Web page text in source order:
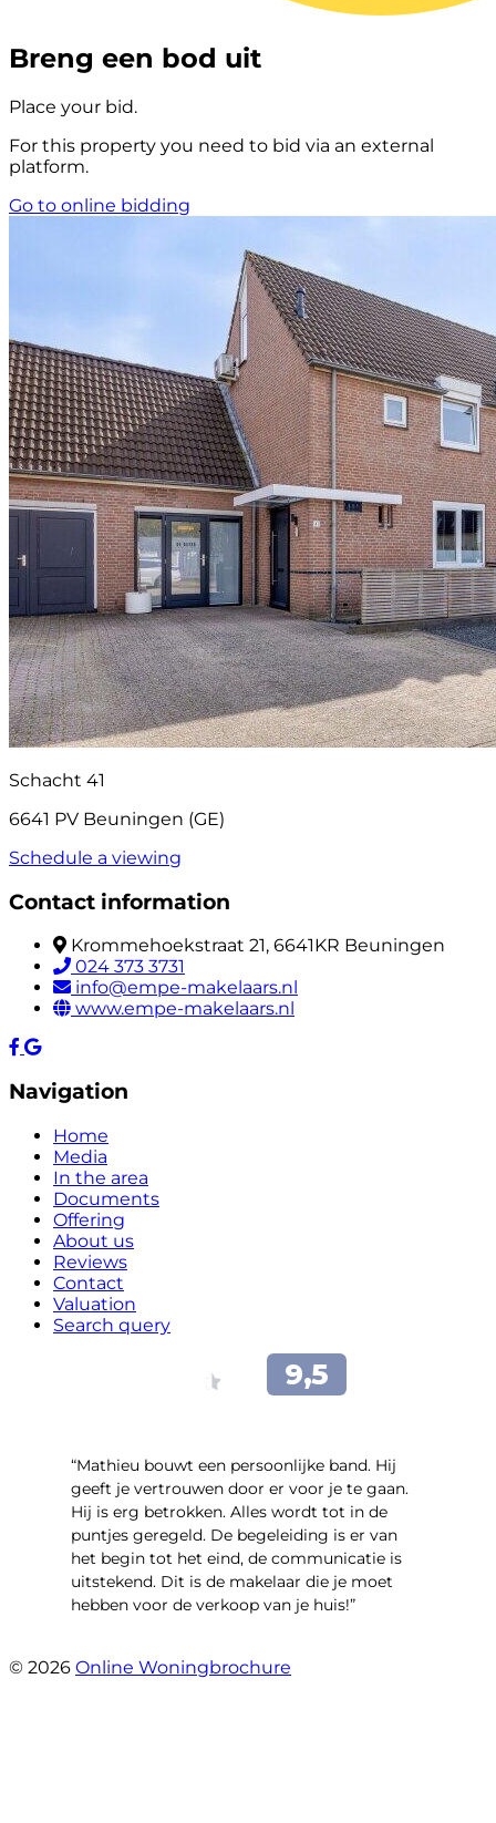
Breng een bod uit
Place your bid.
For this property you need to bid via an external
platform.
Go to online bidding
Schacht 41
6641 PV Beuningen (GE)
Schedule a viewing
Contact information
Krommehoekstraat 21, 6641KR Beuningen
024 373 3731
info@empe-makelaars.nl
www.empe-makelaars.nl
Navigation
Home
Media
In the area
Documents
Offering
About us
Reviews
Contact
Valuation
Search query
“Mathieu bouwt een persoonlijke band. Hij
geeft je vertrouwen door er voor je te gaan.
Hij is erg betrokken. Alles wordt tot in de
puntjes geregeld. De begeleiding is er van
het begin tot het eind, de communicatie is
uitstekend. Dit is de makelaar die je moet
hebben voor de verkoop van je huis!”
© 2026 Online Woningbrochure